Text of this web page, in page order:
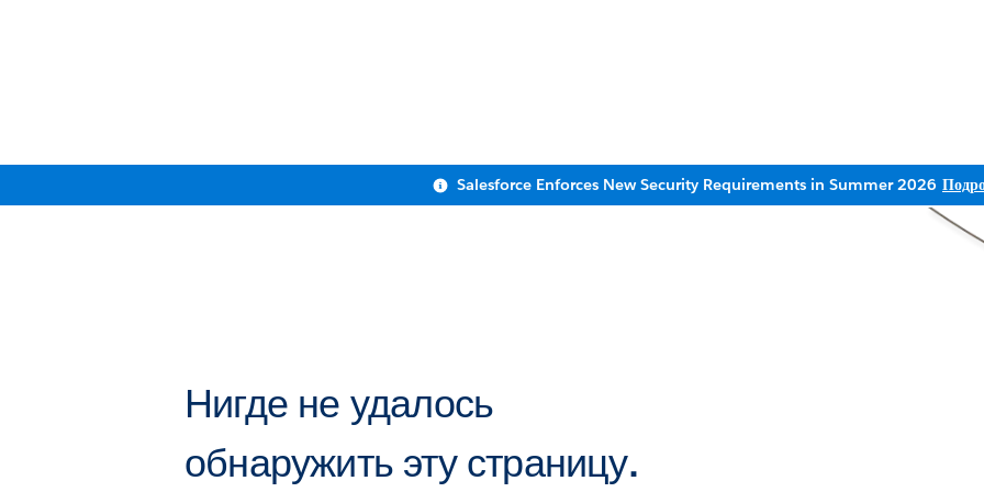
Salesforce Enforces New Security Requirements in Summer 2026
Нигде не удалось
обнаружить эту страницу.